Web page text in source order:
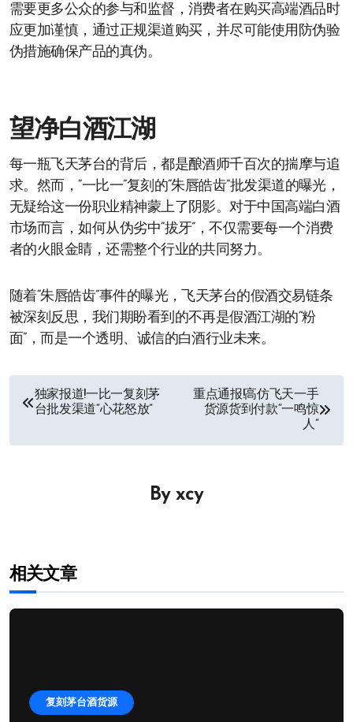
需要更多公众的参与和监督，消费者在购买高端酒品时
应更加谨慎，通过正规渠道购买，并尽可能使用防伪验
伪措施确保产品的真伪。
望净白酒江湖
每一瓶飞天茅台的背后，都是酿酒师千百次的揣摩与追
求。然而，“一比一”复刻的“朱唇皓齿”批发渠道的曝光，
无疑给这一份职业精神蒙上了阴影。对于中国高端白酒
市场而言，如何从伪劣中“拔牙”，不仅需要每一个消费
者的火眼金睛，还需整个行业的共同努力。
随着“朱唇皓齿”事件的曝光，飞天茅台的假酒交易链条
被深刻反思，我们期盼看到的不再是假酒江湖的“粉
面”，而是一个透明、诚信的白酒行业未来。
文独家报道!一比一复刻茅
台批发渠道“心花怒放”
重点通报!高仿飞天一手
货源货到付款“一鸣惊
人”
By xcy
相关文章
复刻茅台酒货源